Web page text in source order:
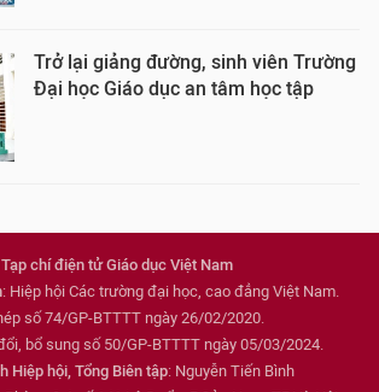
Trở lại giảng đường, sinh viên Trường
Đại học Giáo dục an tâm học tập
chí điện tử Giáo dục Việt Nam
: Hiệp hội Các trường đại học, cao đẳng Việt Nam.
số 74/GP-BTTTT ngày 26/02/2020.
bổ sung số 50/GP-BTTTT ngày 05/03/2024.
Hiệp hội, Tổng Biên tập: Nguyễn Tiến Bình